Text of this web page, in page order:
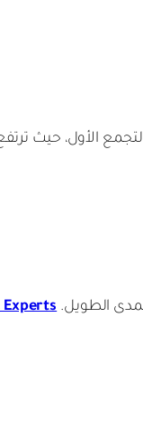
الأول، حيث
الطويل.Experts